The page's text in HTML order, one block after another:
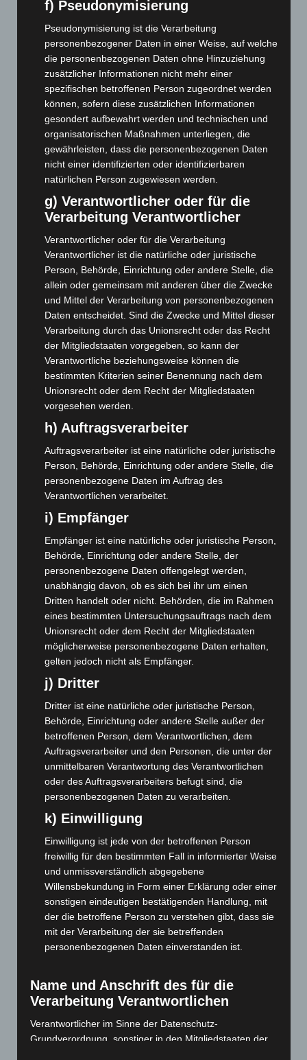
Juni 2025(103)
Mai 2025(112)
April 2025(88)
März 2025(111)
Februar 2025(96)
Januar 2025 (88)
Dezember 2024(89)
November 2024 (94)
Oktober 2024(93)
September 2024(112)
August 2024(107)
Juli 2024(89)
Juni 2024(107)
Mai 2024 (149)
April 2024(102)
März 2024(103)
Februar 2024
(103)
Januar 2024(111)
Dezember 2023(130)
November 2023(130)
Oktober 2023(114)
September 2023(133)
August 2023(134)
Juli 2023(118)
Juni 2023 (142)
Mai 2023(139)
April 2023(155)
März 2023
(174)
Februar 2023(154)
Januar 2023(140)
Dezember 2022(130)
November 2022(167)
September 2022(205)
August 2022(166)
(133)
Juni 2022 (167)
Mai 2022(177)
April 2022(198)
März 2022(221)
Februar 2022(189)
Januar 2022(190)
Dezember 2021(204)
November 2021
(215)
Oktober 2021(171)
August 2021(154)
Juli 2021(213)
Juni 2021(198)
f) Pseudonymisierung
Pseudonymisierung ist die Verarbeitung
personenbezogener Daten in einer Weise, auf welche
die personenbezogenen Daten ohne Hinzuziehung
zusätzlicher Informationen nicht mehr einer
spezifischen betroffenen Person zugeordnet werden
können, sofern diese zusätzlichen Informationen
gesondert aufbewahrt werden und technischen und
organisatorischen Maßnahmen unterliegen, die
gewährleisten, dass die personenbezogenen Daten
nicht einer identifizierten oder identifizierbaren
natürlichen Person zugewiesen werden.
g) Verantwortlicher oder für die
Verarbeitung Verantwortlicher
Verantwortlicher oder für die Verarbeitung
Verantwortlicher ist die natürliche oder juristische
Person, Behörde, Einrichtung oder andere Stelle, die
allein oder gemeinsam mit anderen über die Zwecke
und Mittel der Verarbeitung von personenbezogenen
Daten entscheidet. Sind die Zwecke und Mittel dieser
Verarbeitung durch das Unionsrecht oder das Recht
der Mitgliedstaaten vorgegeben, so kann der
Verantwortliche beziehungsweise können die
bestimmten Kriterien seiner Benennung nach dem
Unionsrecht oder dem Recht der Mitgliedstaaten
vorgesehen werden.
h) Auftragsverarbeiter
Auftragsverarbeiter ist eine natürliche oder juristische
Person, Behörde, Einrichtung oder andere Stelle, die
personenbezogene Daten im Auftrag des
Verantwortlichen verarbeitet.
i) Empfänger
Empfänger ist eine natürliche oder juristische Person,
Behörde, Einrichtung oder andere Stelle, der
personenbezogene Daten offengelegt werden,
unabhängig davon, ob es sich bei ihr um einen
Dritten handelt oder nicht. Behörden, die im Rahmen
eines bestimmten Untersuchungsauftrags nach dem
Unionsrecht oder dem Recht der Mitgliedstaaten
möglicherweise personenbezogene Daten erhalten,
gelten jedoch nicht als Empfänger.
j) Dritter
Dritter ist eine natürliche oder juristische Person,
Behörde, Einrichtung oder andere Stelle außer der
betroffenen Person, dem Verantwortlichen, dem
Auftragsverarbeiter und den Personen, die unter der
unmittelbaren Verantwortung des Verantwortlichen
oder des Auftragsverarbeiters befugt sind, die
personenbezogenen Daten zu verarbeiten.
k) Einwilligung
Einwilligung ist jede von der betroffenen Person
freiwillig für den bestimmten Fall in informierter Weise
und unmissverständlich abgegebene
Willensbekundung in Form einer Erklärung oder einer
sonstigen eindeutigen bestätigenden Handlung, mit
der die betroffene Person zu verstehen gibt, dass sie
mit der Verarbeitung der sie betreffenden
personenbezogenen Daten einverstanden ist.
Name und Anschrift des für die
Verarbeitung Verantwortlichen
Verantwortlicher im Sinne der Datenschutz-
Grundverordnung, sonstiger in den Mitgliedstaaten der